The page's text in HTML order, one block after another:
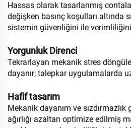
Hassas olarak tasarlanmış
değişken basınç koşulları altında
sistemin güvenliğini ile
Yorgunluk Direnci
Tekrarlayan mekanik stres
dayanır; talepkar uygulamalarda
Hafif tasarım
Mekanik dayanım ve
ağırlığı azaltan optimize edilmiş